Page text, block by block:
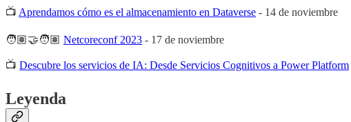
📺 Aprendamos cómo es el almacenamiento en Dataverse - 14 de noviembre
🧑🏽‍🤝‍🧑🏽 Netcoreconf 2023 - 17 de noviembre
📺 Descubre los servicios de IA: Desde Servicios Cognitivos a Power Platform
Leyenda